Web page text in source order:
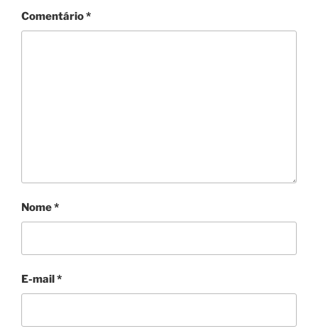
Comentário*
Nome*
E-mail*